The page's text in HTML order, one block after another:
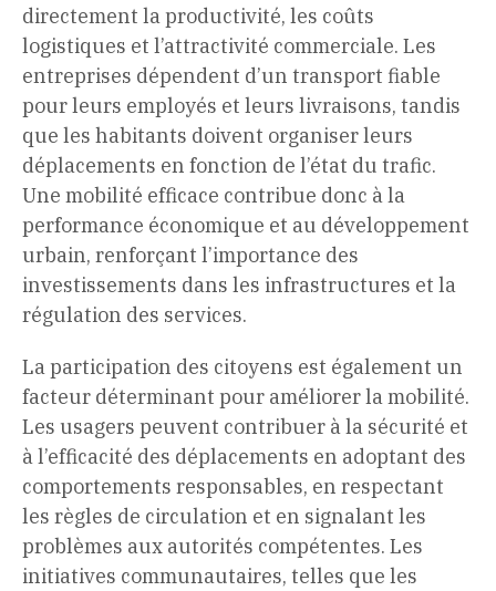
directement la productivité, les coûts
logistiques et l’attractivité commerciale. Les
entreprises dépendent d’un transport fiable
pour leurs employés et leurs livraisons, tandis
que les habitants doivent organiser leurs
déplacements en fonction de l’état du trafic.
Une mobilité efficace contribue donc à la
performance économique et au développement
urbain, renforçant l’importance des
investissements dans les infrastructures et la
régulation des services.
La participation des citoyens est également un
facteur déterminant pour améliorer la mobilité.
Les usagers peuvent contribuer à la sécurité et
à l’efficacité des déplacements en adoptant des
comportements responsables, en respectant
les règles de circulation et en signalant les
problèmes aux autorités compétentes. Les
initiatives communautaires, telles que les